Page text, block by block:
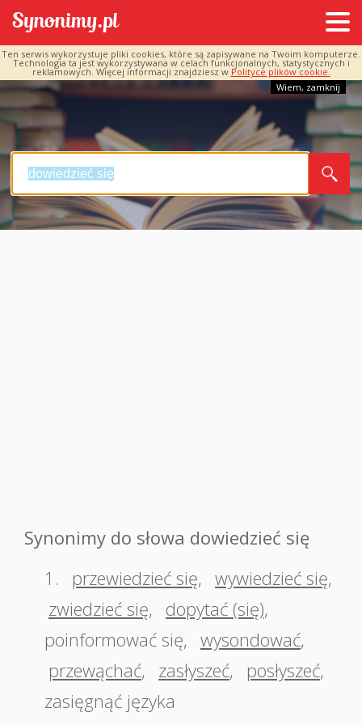
Ten serwis wykorzystuje pliki cookies, które są zapisywane na Twoim komputerze.
Technologia ta jest wykorzystywana w celach funkcjonalnych, statystycznych i
reklamowych. Więcej informacji znajdziesz w Polityce plików cookie.
Wiem, zamknij
Synonimy do słowa dowiedzieć się
1.
przewiedzieć się, wywiedzieć się,
zwiedzieć się, dopytać (się),
poinformować się, wysondować,
przewąchać, zasłyszeć, posłyszeć,
zasięgnąć języka